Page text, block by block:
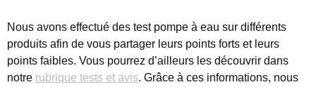
Nous avons effectué des test pompe à eau sur différents
produits afin de vous partager leurs points forts et leurs
points faibles. Vous pourrez d’ailleurs les découvrir dans
notre rubrique tests et avis. Grâce à ces informations, nous